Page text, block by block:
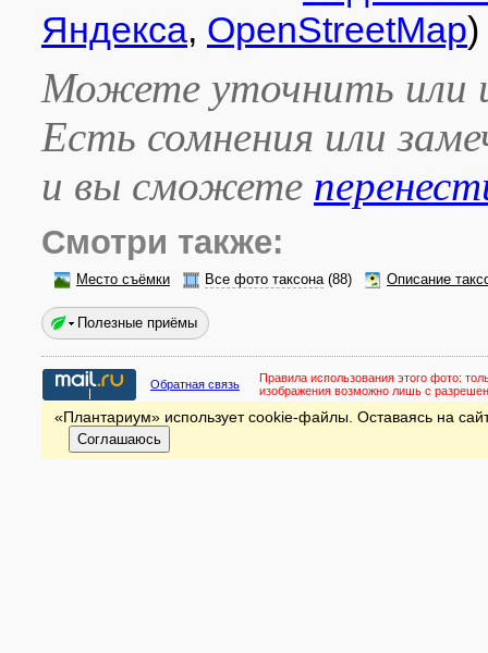
Яндекса, OpenStreetMap)
Можете уточнить или
Есть сомнения или
и вы сможете
Смотри также:
Место съёмки Все фото таксона(88) Описание
Полезные приёмы
Обратная связь Правила использования этого фото:
изображения возможно лишь с
«Плантариум» использует cookie-файлы. Оставаясь на
Соглашаюсь